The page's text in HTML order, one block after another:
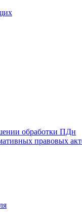
обработки ПДн
правовых